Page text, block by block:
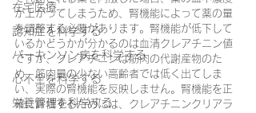
在宅医療
認知症を科学する
パーキンソン病を科学する
心不全を科学する
栄養管理を科学する
が上がってしまうため、腎機能によって薬の量
を調整する必要があります。腎機能が低下して
いるかどうかが分かるのは血清クレアチニン値
ですが、クレアチニンは筋肉の代謝産物のた
め、筋肉量の少ない高齢者では低く出てしま
い、実際の腎機能を反映しません。腎機能を正
確に評価するためには、クレアチニンクリアラ